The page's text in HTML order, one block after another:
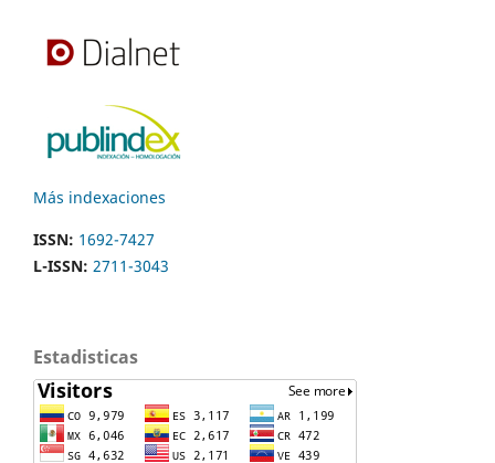
Más indexaciones
ISSN: 1692-7427
L-ISSN: 2711-3043
Estadisticas